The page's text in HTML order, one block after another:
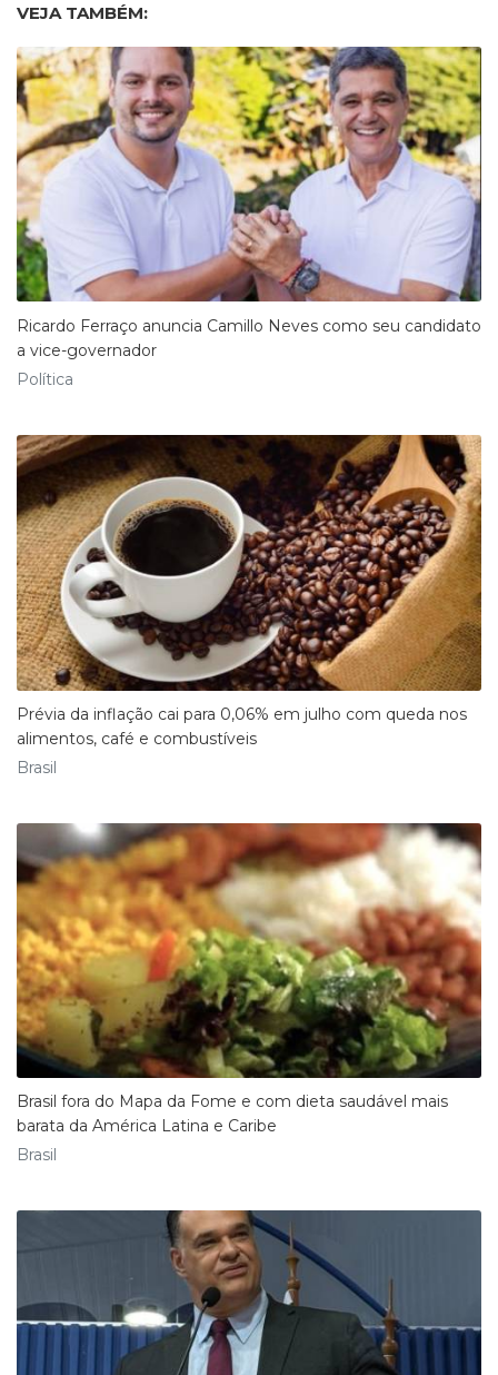
VEJA TAMBÉM:
Ricardo Ferraço anuncia Camillo Neves como seu candidato
a vice-governador
Política
Prévia da inflação cai para 0,06% em julho com queda nos
alimentos, café e combustíveis
Brasil
Brasil fora do Mapa da Fome e com dieta saudável mais
barata da América Latina e Caribe
Brasil